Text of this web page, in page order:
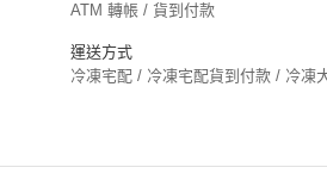
ATM 轉帳 / 貨到付款
運送方式
冷凍宅配 / 冷凍宅配貨到付款 / 冷凍